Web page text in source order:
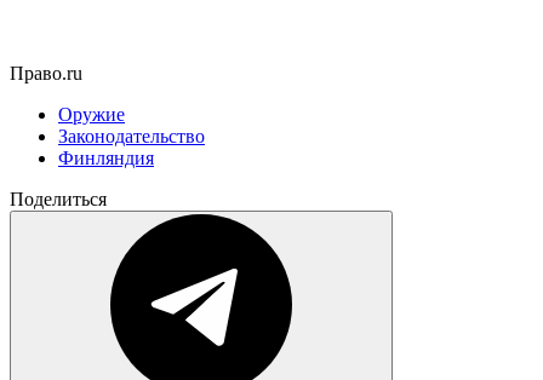
Право.ru
Оружие
Законодательство
Финляндия
Поделиться